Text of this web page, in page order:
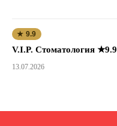
★ 9.9
V.I.P. Стоматология ★9.9
13.07.2026